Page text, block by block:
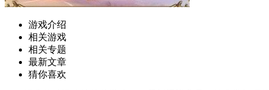
游戏介绍
相关游戏
相关专题
最新文章
猜你喜欢